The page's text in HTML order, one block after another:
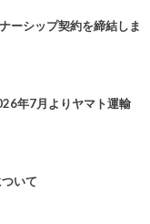
ーシップ契約を締結しま
年7月よりヤマト運輸
いて